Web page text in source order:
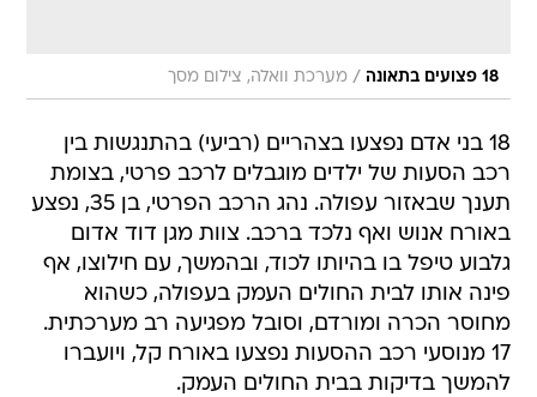
18 פצועים בתאונה / מערכת וואלה, צילום מסך
18 בני אדם נפצעו בצהריים (רביעי) בהתנגשות בין
רכב הסעות של ילדים מוגבלים לרכב פרטי, בצומת
תענך שבאזור עפולה. נהג הרכב הפרטי, בן 35, נפצע
באורח אנוש ואף נלכד ברכב. צוות מגן דוד אדום
גלבוע טיפל בו בהיותו לכוד, ובהמשך, עם חילוצו, אף
פינה אותו לבית החולים העמק בעפולה, כשהוא
מחוסר הכרה ומורדם, וסובל מפגיעה רב מערכתית.
17 מנוסעי רכב ההסעות נפצעו באורח קל, ויועברו
להמשך בדיקות בבית החולים העמק.